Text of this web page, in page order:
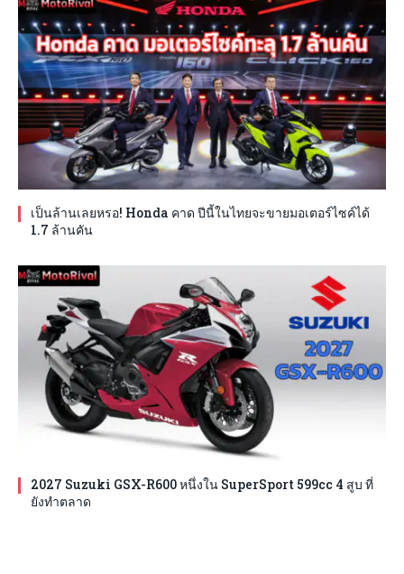
เป็นล้านเลยหรอ! Honda คาด ปีนี้ในไทยจะขายมอเตอร์ไซค์ได้
1.7 ล้านคัน
2027 Suzuki GSX-R600 หนึ่งใน SuperSport 599cc 4 สูบ ที่
ยังทำตลาด